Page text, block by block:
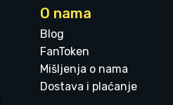
O nama
Blog
FanToken
Mišljenja o nama
Dostava i plaćanje